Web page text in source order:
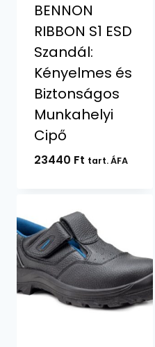
BENNON
RIBBON S1 ESD
Szandál:
Kényelmes és
Biztonságos
Munkahelyi
Cipő
23440 Ft tart. ÁFA